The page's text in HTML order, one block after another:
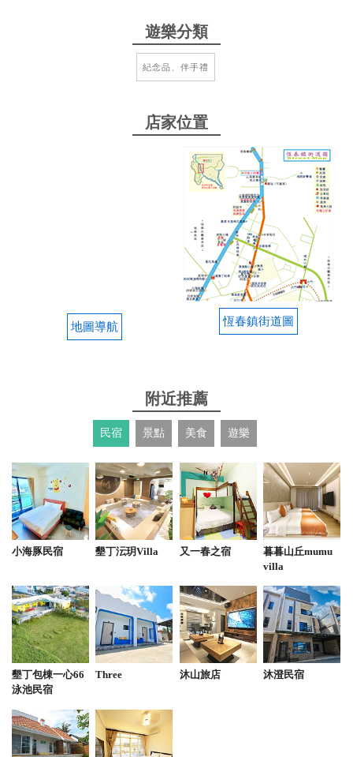
2025-07-19 13:04:14
洋蔥蛋捲很特別，可以嘗試看看
from google
2025-01-12 22:03:10
蛋捲每種口味都好吃、尤其是洋蔥蛋捲很特別喔！另
外茶類餅乾口味也很香。
from google
蛋捲口味多樣化，很推薦嚐鮮～另外老闆很親切，來
恆春一定要來買個伴手禮帶回家
from google
2025-01-11 10:12:31
店內整潔，蛋捲口味超多可選，香酥好吃，我個人超
from google
2024-11-12 00:31:25
為什麼感覺奶粉味變超重 蛋香變少了，我味覺很靈敏
來，是因為墾丁現在都沒人去生意不好的關係嗎？
遊樂分類
紀念品、伴手禮
店家位置
地圖導航 恆春鎮街道圖
附近推薦
民宿 景點 美食 遊樂
小海豚民宿 墾丁沄玥Villa 又一春之宿
暮暮山丘mumu
villa
墾丁包棟一心66
泳池民宿
Three 沐山旅店 沐澄民宿